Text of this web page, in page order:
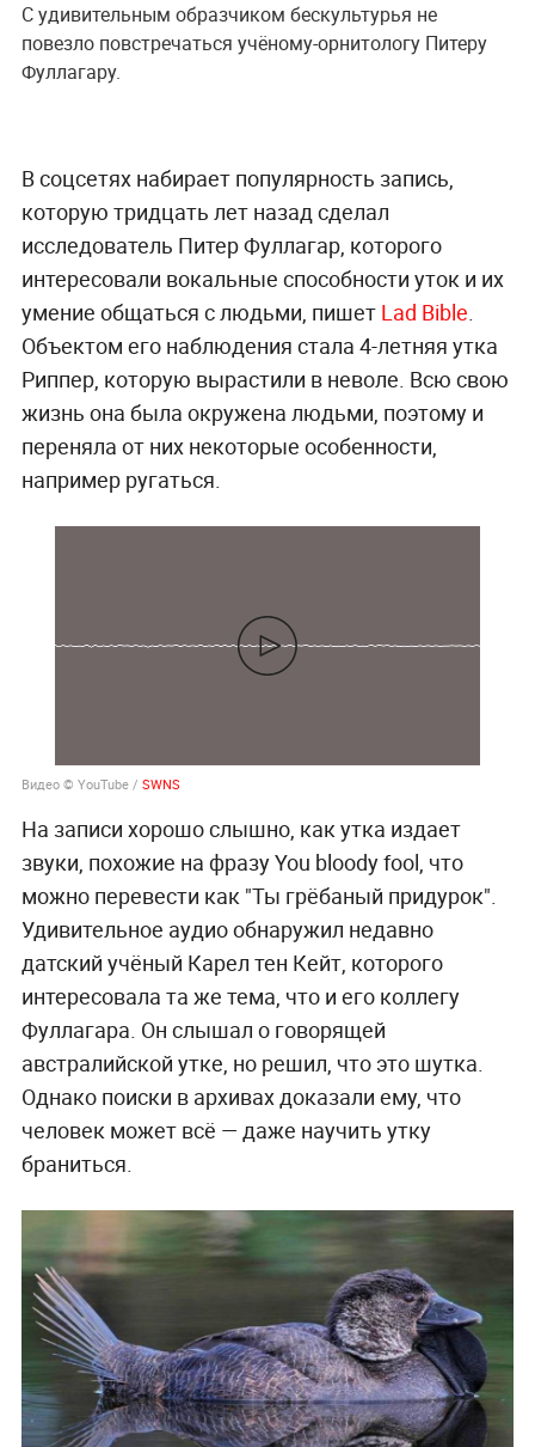
С удивительным образчиком бескультурья не
повезло повстречаться учёному-орнитологу Питеру
Фуллагару.
В соцсетях набирает популярность запись,
которую тридцать лет назад сделал
исследователь Питер Фуллагар, которого
интересовали вокальные способности уток и их
умение общаться с людьми, пишет Lad Bible.
Объектом его наблюдения стала 4-летняя утка
Риппер, которую вырастили в неволе. Всю свою
жизнь она была окружена людьми, поэтому и
переняла от них некоторые особенности,
например ругаться.
Видео © YouTube / SWNS
На записи хорошо слышно, как утка издает
звуки, похожие на фразу You bloody fool, что
можно перевести как "Ты грёбаный придурок".
Удивительное аудио обнаружил недавно
датский учёный Карел тен Кейт, которого
интересовала та же тема, что и его коллегу
Фуллагара. Он слышал о говорящей
австралийской утке, но решил, что это шутка.
Однако поиски в архивах доказали ему, что
человек может всё — даже научить утку
браниться.